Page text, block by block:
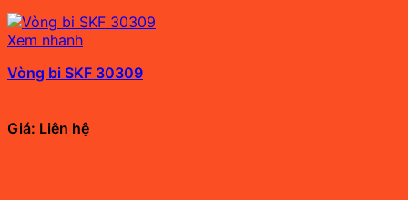
Xem nhanh
Vòng bi SKF 30309
Giá: Liên hệ